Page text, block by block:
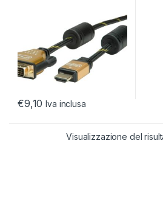
€9,10 Iva inclusa
Visualizzazione del